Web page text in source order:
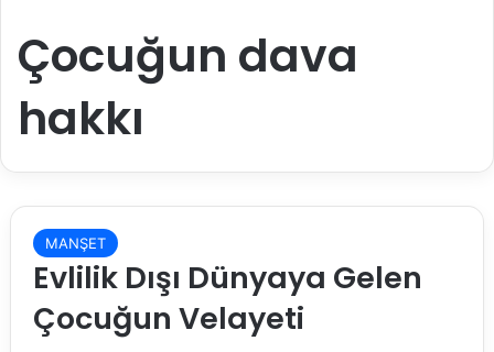
Çocuğun dava
hakkı
MANŞET
Evlilik Dışı Dünyaya Gelen
Çocuğun Velayeti